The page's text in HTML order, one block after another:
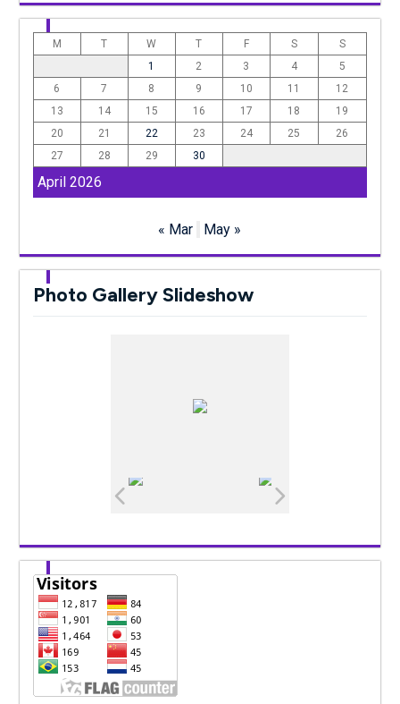
April 2026
M T W T F S
S
1
2 3 4
5
6
7 8 9 10 11
12
13
14 15 16 17 18
19
20
21 22 23 24 25
26
27
28 29 30
« Mar May »
Photo Gallery Slideshow